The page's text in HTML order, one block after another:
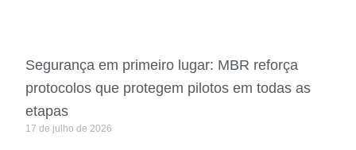
Segurança em primeiro lugar: MBR reforça
protocolos que protegem pilotos em todas as
etapas
17 de julho de 2026